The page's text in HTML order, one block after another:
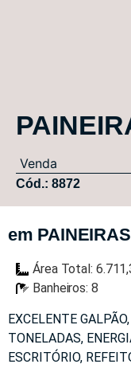
Venda
Cód.: 8872
em
Área Total:
Banheiros: 8
EXCELENTE
TONELADAS,
ESCRITÓRIO,